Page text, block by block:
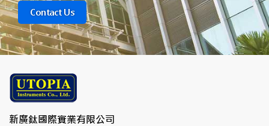
Contact Us
新廣鈦國際實業有限公司